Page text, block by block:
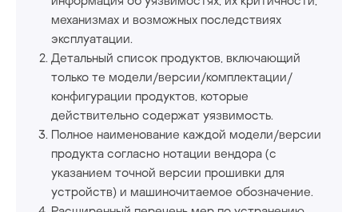
механизмах и возможных последствиях
эксплуатации.
Детальный список продуктов, включающий
только те модели/версии/комплектации/
конфигурации продуктов, которые
действительно содержат уязвимость.
Полное наименование каждой модели/версии
продукта согласно нотации вендора (с
указанием точной версии прошивки для
устройств) и машиночитаемое обозначение.